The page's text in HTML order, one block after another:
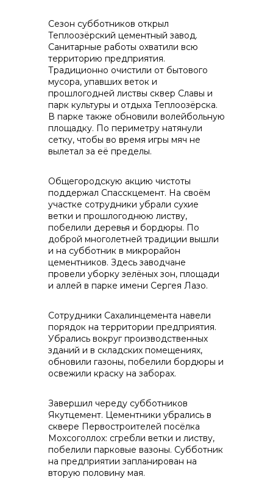
Контакты
info@vostokcement.ru
Сезон субботников открыл
Теплоозёрский цементный завод.
Санитарные работы охватили всю
территорию предприятия.
Традиционно очистили от бытового
мусора, упавших веток и
прошлогодней листвы сквер Славы и
парк культуры и отдыха Теплоозёрска.
В парке также обновили волейбольную
площадку. По периметру натянули
сетку, чтобы во время игры мяч не
вылетал за её пределы.
Общегородскую акцию чистоты
поддержал Спасскцемент. На своём
участке сотрудники убрали сухие
ветки и прошлогоднюю листву,
побелили деревья и бордюры. По
доброй многолетней традиции вышли
и на субботник в микрорайон
цементников. Здесь заводчане
провели уборку зелёных зон, площади
и аллей в парке имени Сергея Лазо.
Сотрудники Сахалинцемента навели
порядок на территории предприятия.
Убрались вокруг производственных
зданий и в складских помещениях,
обновили газоны, побелили бордюры и
освежили краску на заборах.
Завершил череду субботников
Якутцемент. Цементники убрались в
сквере Первостроителей посёлка
Мохсоголлох: сгребли ветки и листву,
побелили парковые вазоны. Субботник
на предприятии запланирован на
вторую половину мая.